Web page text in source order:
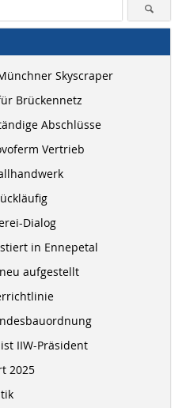
Skyscraper
Brückennetz
Abschlüsse
Vertrieb
Dialog
in Ennepetal
aufgestellt
IIW-Präsident
2025